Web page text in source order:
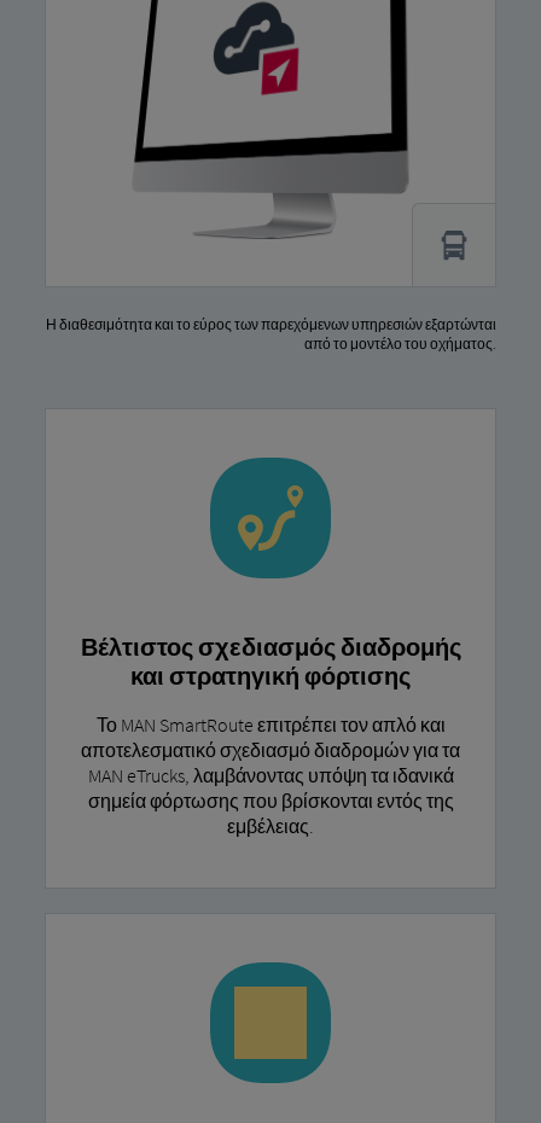
Η διαθεσιμότητα και το εύρος των παρεχόμενων υπηρεσιών εξαρτώνται
από το μοντέλο του οχήματος.
Βέλτιστος σχεδιασμός διαδρομής
και στρατηγική φόρτισης
Το MAN SmartRoute επιτρέπει τον απλό και
αποτελεσματικό σχεδιασμό διαδρομών για τα
MAN eTrucks, λαμβάνοντας υπόψη τα ιδανικά
σημεία φόρτωσης που βρίσκονται εντός της
εμβέλειας.